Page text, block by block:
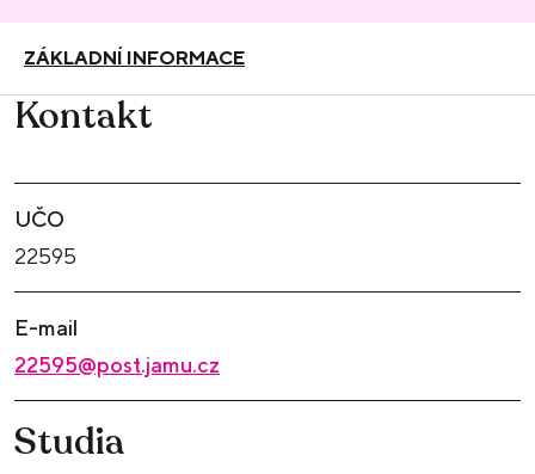
ZÁKLADNÍ INFORMACE
Kontakt
UČO
22595
E-mail
22595@post.jamu.cz
Studia